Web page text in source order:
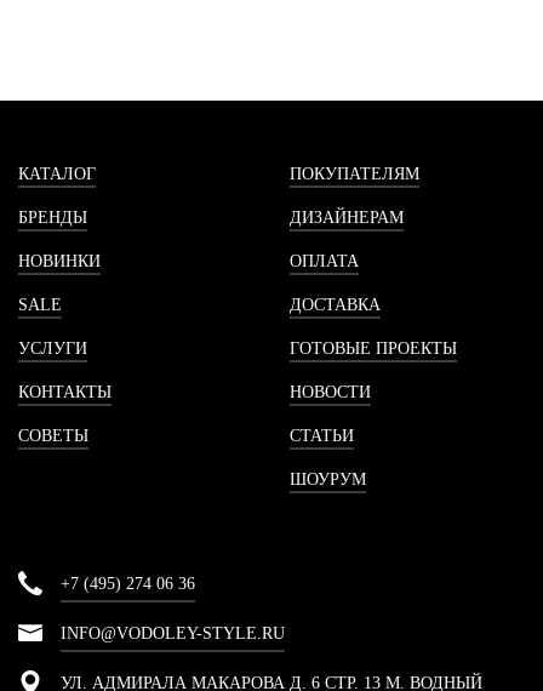
КАТАЛОГ
БРЕНДЫ
НОВИНКИ
SALE
УСЛУГИ
КОНТАКТЫ
СОВЕТЫ
ПОКУПАТЕЛЯМ
ДИЗАЙНЕРАМ
ОПЛАТА
ДОСТАВКА
ГОТОВЫЕ ПРОЕКТЫ
НОВОСТИ
СТАТЬИ
ШОУРУМ
+7 (495) 274 06 36
INFO@VODOLEY-STYLE.RU
УЛ. АДМИРАЛА МАКАРОВА Д. 6 СТР. 13 М. ВОДНЫЙ